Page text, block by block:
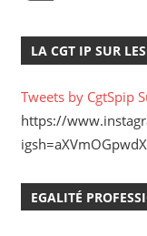
LA CGT IP SUR
Tweets by CgtSpip
https://
EGALITÉ